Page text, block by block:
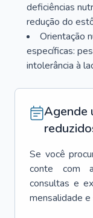
deficiências
redução do
Orientação
específicas:
intolerância à
Agende
Se você
conte com
consultas e
mensalidade